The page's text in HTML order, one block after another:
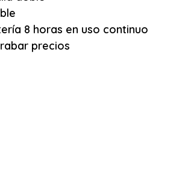
8 horas en uso continuo
precios